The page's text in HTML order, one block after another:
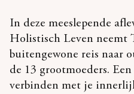
In deze meeslepende
Holistisch Leven neemt
buitengewone reis naar
de 13 grootmoeders.
verbinden met je